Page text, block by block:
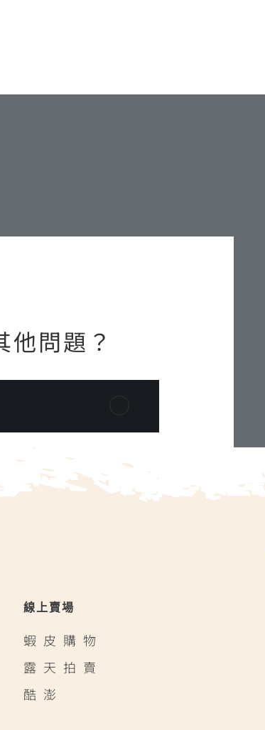
他問題？
線上賣場
蝦皮購物
露天拍賣
酷澎